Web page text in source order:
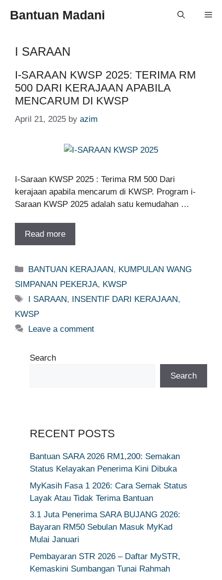
Bantuan Madani
I SARAAN
I-SARAAN KWSP 2025: TERIMA RM
500 DARI KERAJAAN APABILA
MENCARUM DI KWSP
April 21, 2025 by azim
I-Saraan KWSP 2025 : Terima RM 500 Dari
kerajaan apabila mencarum di KWSP. Program i-
Saraan KWSP 2025 adalah satu kemudahan …
Read more
Categories
BANTUAN KERAJAAN, KUMPULAN WANG
SIMPANAN PEKERJA, KWSP
Tags
I SARAAN, INSENTIF DARI KERAJAAN,
KWSP
Leave a comment
Search
Search
RECENT POSTS
Bantuan SARA 2026 RM1,200: Semakan
Status Kelayakan Penerima Kini Dibuka
MyKasih Fasa 1 2026: Cara Semak Status
Layak Atau Tidak Terima Bantuan
3.1 Juta Penerima SARA BUJANG 2026:
Bayaran RM50 Sebulan Masuk MyKad
Mulai Januari
Pembayaran STR 2026 – Daftar MySTR,
Kemaskini Sumbangan Tunai Rahmah